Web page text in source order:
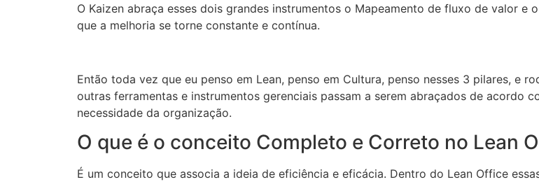
O Kaizen abraça esses dois grandes instrumentos o Mapeamento de fluxo de valor e
que a melhoria se torne constante e contínua.
Então toda vez que eu penso em Lean, penso em Cultura, penso nesses 3 pilares, e
outras ferramentas e instrumentos gerenciais passam a serem abraçados de acordo
necessidade da organização.
O que é o conceito Completo e Correto no Lean
É um conceito que associa a ideia de eficiência e eficácia. Dentro do Lean Office